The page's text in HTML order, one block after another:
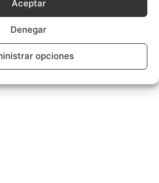
Aceptar
Denegar
opciones